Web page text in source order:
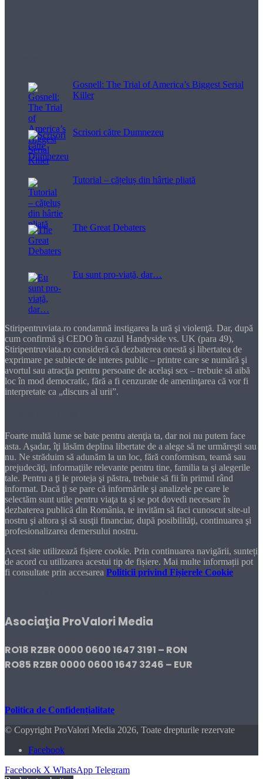
Gosnell: The Trial of America’s Biggest Serial
Killer
Scrisori către Dumnezeu
Tutorial – cățeluș din hârtie pliată
The Great Debaters
Eu sunt pro-viață, dar…
Stiripentruviata.ro condamnă instigarea la ură şi violenţă. Dar, după
cum confirmă şi CEDO în cazul Handyside vs. UK (para 49),
Stiripentruviata.ro consideră că dezbaterea onestă şi libertatea de
exprimare pe subiecte de interes public – printre care se numără şi
avortul sau atracţia pentru persoane de acelaşi sex – trebuie să aibă
loc în mod democratic, fără a fi cenzurate de ameninţarea că vor fi
interpretate ca „discurs al urii”.
Foarte multă lume se bate pentru atenţia ta, dar noi nu putem face
asta. Aşadar, îţi lăsăm deplina libertate de a alege să ne urmăreşti sau
nu. Ne străduim să adunăm la un loc, fără conformism, teamă sau
prejudecăţi, informaţiile relevante pentru tine, familia ta şi alegerile
tale. Pentru a ţi le proteja şi păstra, trebuie să fii în primul rând
informat. Dacă ţi se pare că informările şi analizele pe care le
selectăm sunt utile pentru viaţa ta şi se pot dovedi necesare în
dezbaterea publică din România, te invităm să faci cunoscut site-ul
nostru şi altora şi să susţii financiar, după posibilităţi, continuarea şi
profesionalizarea demersului nostru.
Acest site utilizează fișiere cookie. Prin continuarea navigării, sunteți
de acord cu utilizarea acestui tip de fișiere. Mai multe informații pot
fi consultate prin accesarea Politicii privind Fișierele Cookie
Asociaţia ProValori Media
RO18 RZBR 0000 0600 1647 3191 – RON
RO85 RZBR 0000 0600 1647 3246 – EUR
Politica de Confidențialitate
© Copyright ProValori Media 2026, Toate drepturile rezervate
Facebook
Facebook X WhatsApp Telegram